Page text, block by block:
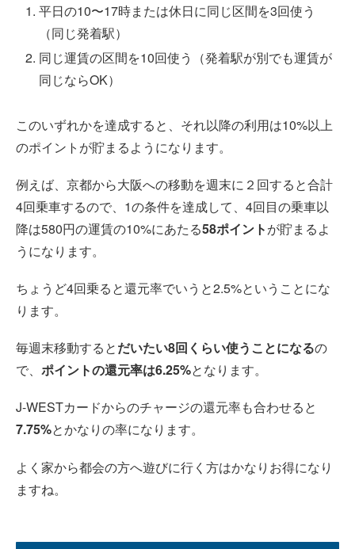
平日の10〜17時または休日に同じ区間を3回使う
（同じ発着駅）
同じ運賃の区間を10回使う（発着駅が別でも運賃が
同じならOK）
このいずれかを達成すると、それ以降の利用は10%以上
のポイントが貯まるようになります。
例えば、京都から大阪への移動を週末に２回すると合計
4回乗車するので、1の条件を達成して、4回目の乗車以
降は580円の運賃の10%にあたる58ポイントが貯まるよ
うになります。
ちょうど4回乗ると還元率でいうと2.5%ということにな
ります。
毎週末移動するとだいたい8回くらい使うことになるの
で、 ポイントの還元率は6.25%となります。
J-WESTカードからのチャージの還元率も合わせると
7.75%とかなりの率になります。
よく家から都会の方へ遊びに行く方はかなりお得になり
ますね。